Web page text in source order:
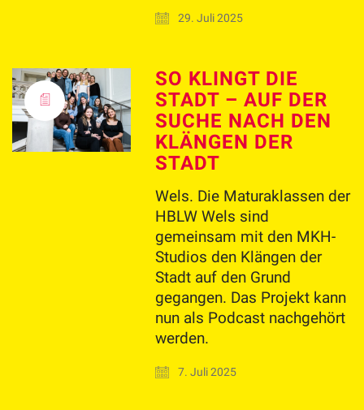
29. Juli 2025
SO KLINGT DIE
STADT – AUF DER
SUCHE NACH DEN
KLÄNGEN DER
STADT
Wels. Die Maturaklassen der
HBLW Wels sind
gemeinsam mit den MKH-
Studios den Klängen der
Stadt auf den Grund
gegangen. Das Projekt kann
nun als Podcast nachgehört
werden.
7. Juli 2025